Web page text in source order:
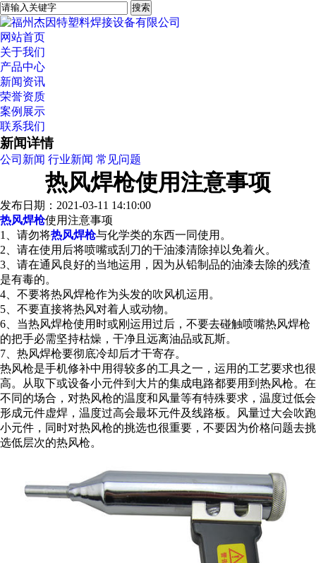
网站首页
关于我们
产品中心
新闻资讯
荣誉资质
案例展示
联系我们
新闻详情
公司新闻 行业新闻 常见问题
热风焊枪使用注意事项
发布日期：2021-03-11 14:10:00
热风焊枪使用注意事项
1、请勿将热风焊枪与化学类的东西一同使用。
2、请在使用后将喷嘴或刮刀的干油漆清除掉以免着火。
3、请在通风良好的当地运用，因为从铅制品的油漆去除的残渣
是有毒的。
4、不要将热风焊枪作为头发的吹风机运用。
5、不要直接将热风对着人或动物。
6、当热风焊枪使用时或刚运用过后，不要去碰触喷嘴热风焊枪
的把手必需坚持枯燥，干净且远离油品或瓦斯。
7、热风焊枪要彻底冷却后才干寄存。
热风枪是手机修补中用得较多的工具之一，运用的工艺要求也很
高。从取下或设备小元件到大片的集成电路都要用到热风枪。在
不同的场合，对热风枪的温度和风量等有特殊要求，温度过低会
形成元件虚焊，温度过高会最坏元件及线路板。风量过大会吹跑
小元件，同时对热风枪的挑选也很重要，不要因为价格问题去挑
选低层次的热风枪。